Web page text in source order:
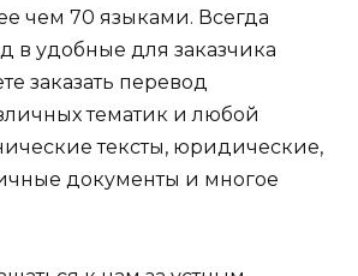
чем 70 языками. Всегда
в удобные для заказчика
заказать перевод
тематик и любой
тексты, юридические,
документы и многое